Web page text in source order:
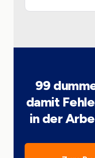
99
damit
in der